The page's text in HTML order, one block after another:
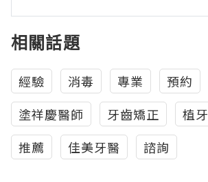
相關話題
經驗 消毒 專業 預約
塗祥慶醫師
牙齒矯正 植牙
推薦
佳美牙醫 諮詢